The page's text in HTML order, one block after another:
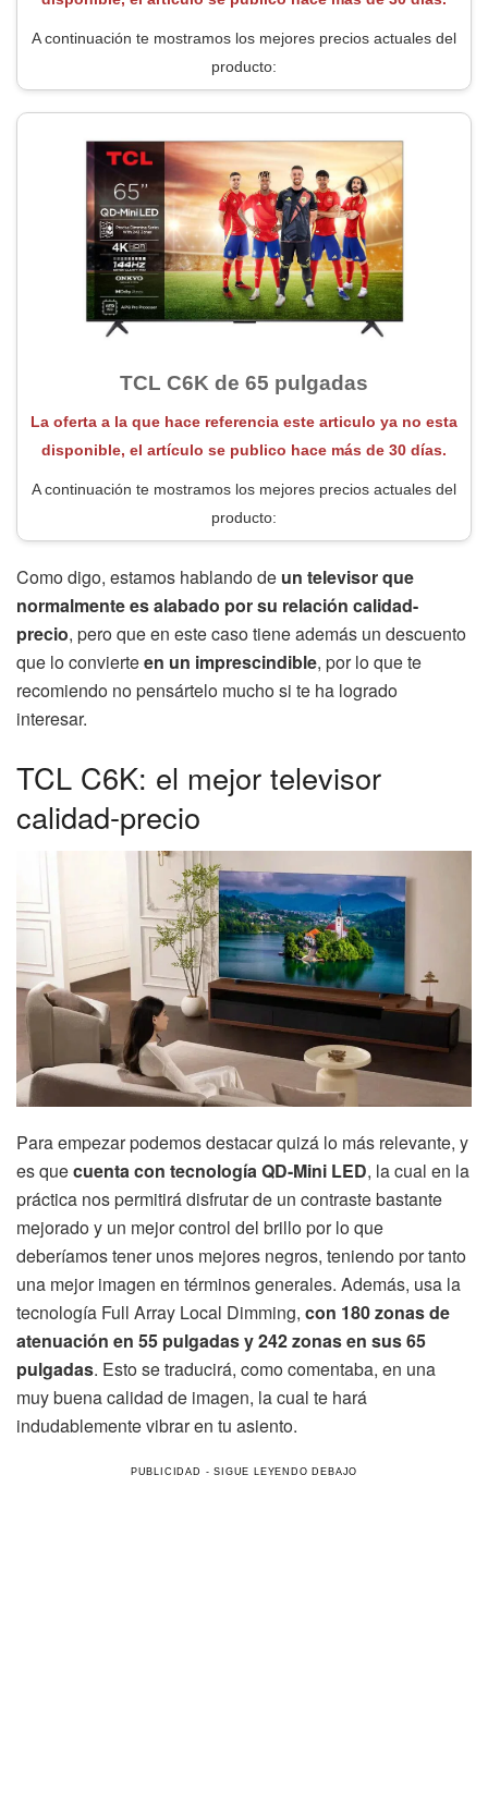
A continuación te mostramos los mejores precios actuales del
producto:
TCL C6K de 65 pulgadas
La oferta a la que hace referencia este articulo ya no esta
disponible, el artículo se publico hace más de 30 días.
A continuación te mostramos los mejores precios actuales del
producto:
Como digo, estamos hablando de un televisor que
normalmente es alabado por su relación calidad-
precio, pero que en este caso tiene además un descuento
que lo convierteen un imprescindible, por lo que te
recomiendo no pensártelo mucho si te ha logrado
interesar.
TCL C6K: el mejor televisor
calidad-precio
Para empezar podemos destacar quizá lo más relevante, y
es quecuenta con tecnología QD-Mini LED, la cual en la
práctica nos permitirá disfrutar de un contraste bastante
mejorado y un mejor control del brillo por lo que
deberíamos tener unos mejores negros, teniendo por tanto
una mejor imagen en términos generales. Además, usa la
tecnología Full Array Local Dimming, con 180 zonas de
atenuación en 55 pulgadas y 242 zonas en sus 65
pulgadas. Esto se traducirá, como comentaba, en una
muy buena calidad de imagen, la cual te hará
indudablemente vibrar en tu asiento.